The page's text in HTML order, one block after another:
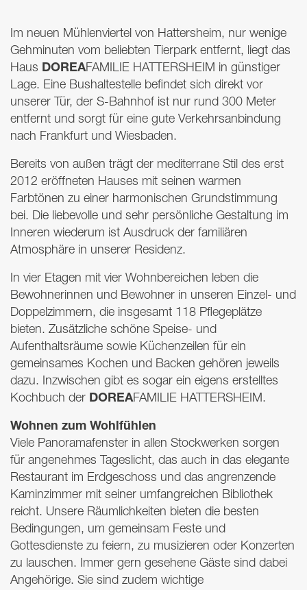
Im neuen Mühlenviertel von Hattersheim, nur wenige
Gehminuten vom beliebten Tierpark entfernt, liegt das
Haus DOREAFAMILIE HATTERSHEIM in günstiger
Lage. Eine Bushaltestelle befindet sich direkt vor
unserer Tür, der S-Bahnhof ist nur rund 300 Meter
entfernt und sorgt für eine gute Verkehrsanbindung
nach Frankfurt und Wiesbaden.
Bereits von außen trägt der mediterrane Stil des erst
2012 eröffneten Hauses mit seinen warmen
Farbtönen zu einer harmonischen Grundstimmung
bei. Die liebevolle und sehr persönliche Gestaltung im
Inneren wiederum ist Ausdruck der familiären
Atmosphäre in unserer Residenz.
In vier Etagen mit vier Wohnbereichen leben die
Bewohnerinnen und Bewohner in unseren Einzel- und
Doppelzimmern, die insgesamt 118 Pflegeplätze
bieten. Zusätzliche schöne Speise- und
Aufenthaltsräume sowie Küchenzeilen für ein
gemeinsames Kochen und Backen gehören jeweils
dazu. Inzwischen gibt es sogar ein eigens erstelltes
Kochbuch der DOREAFAMILIE HATTERSHEIM.
Wohnen zum Wohlfühlen
Viele Panoramafenster in allen Stockwerken sorgen
für angenehmes Tageslicht, das auch in das elegante
Restaurant im Erdgeschoss und das angrenzende
Kaminzimmer mit seiner umfangreichen Bibliothek
reicht. Unsere Räumlichkeiten bieten die besten
Bedingungen, um gemeinsam Feste und
Gottesdienste zu feiern, zu musizieren oder Konzerten
zu lauschen. Immer gern gesehene Gäste sind dabei
Angehörige. Sie sind zudem wichtige